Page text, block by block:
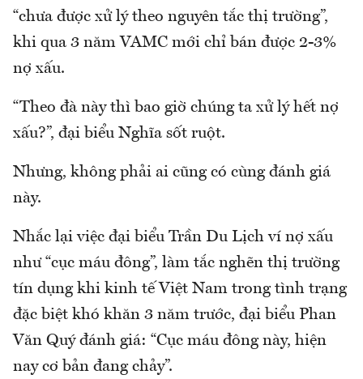
“chưa được xử lý theo nguyên tắc thị trường”,
khi qua 3 năm VAMC mới chỉ bán được 2-3%
nợ xấu.
“Theo đà này thì bao giờ chúng ta xử lý hết nợ
xấu?”, đại biểu Nghĩa sốt ruột.
Nhưng, không phải ai cũng có cùng đánh giá
này.
Nhắc lại việc đại biểu Trần Du Lịch ví nợ xấu
như “cục máu đông”, làm tắc nghẽn thị trường
tín dụng khi kinh tế Việt Nam trong tình trạng
đặc biệt khó khăn 3 năm trước, đại biểu Phan
Văn Quý đánh giá: “Cục máu đông này, hiện
nay cơ bản đang chảy”.